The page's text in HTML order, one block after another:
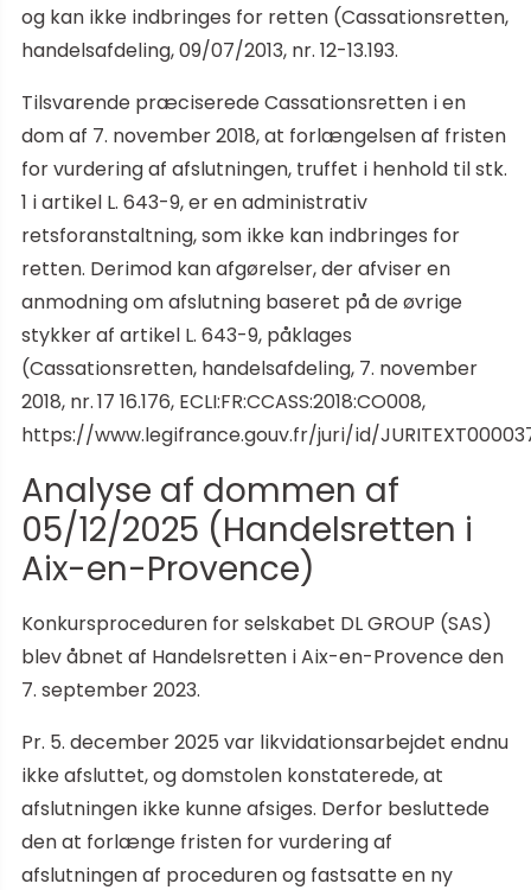
og kan ikke indbringes for retten (Cassationsretten,
handelsafdeling, 09/07/2013, nr. 12-13.193.
Tilsvarende præciserede Cassationsretten i en
dom af 7. november 2018, at forlængelsen af fristen
for vurdering af afslutningen, truffet i henhold til stk.
1 i artikel L. 643-9, er en administrativ
retsforanstaltning, som ikke kan indbringes for
retten. Derimod kan afgørelser, der afviser en
anmodning om afslutning baseret på de øvrige
stykker af artikel L. 643-9, påklages
(Cassationsretten, handelsafdeling, 7. november
2018, nr. 17 16.176, ECLI:FR:CCASS:2018:CO008,
https://www.legifrance.gouv.fr/juri/id/
Analyse af dommen af
05/12/2025 (Handelsretten i
Aix-en-Provence)
Konkursproceduren for selskabet DL GROUP (SAS)
blev åbnet af Handelsretten i Aix-en-Provence den
7. september 2023.
Pr. 5. december 2025 var likvidationsarbejdet endnu
ikke afsluttet, og domstolen konstaterede, at
afslutningen ikke kunne afsiges. Derfor besluttede
den at forlænge fristen for vurdering af
afslutningen af proceduren og fastsatte en ny